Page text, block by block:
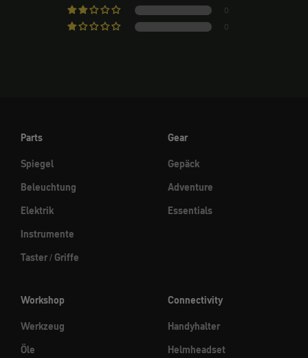
0
0
Parts
Spiegel
Beleuchtung
Elektrik
Instrumente
Taster / Griffe
Gear
Gepäck
Adventure
Essentials
Workshop
Werkzeug
Öle
Connectivity
Handyhalter
Helmheadset